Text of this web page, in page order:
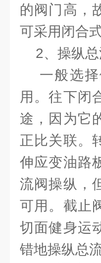
的阀门高，
可采用闭合
2、操纵总
一般选择
用。往下闭
途，因为它
正比关联。
伸应变油路
流阀操纵，
可用。截止
切面健身运
错地操纵总